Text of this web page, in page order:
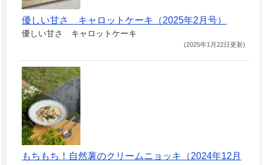
優しい甘さ キャロットケーキ（2025年2月号）
優しい甘さ キャロットケーキ
(2025年1月22日更新)
もちもち！自然薯のクリームニョッキ（2024年12月